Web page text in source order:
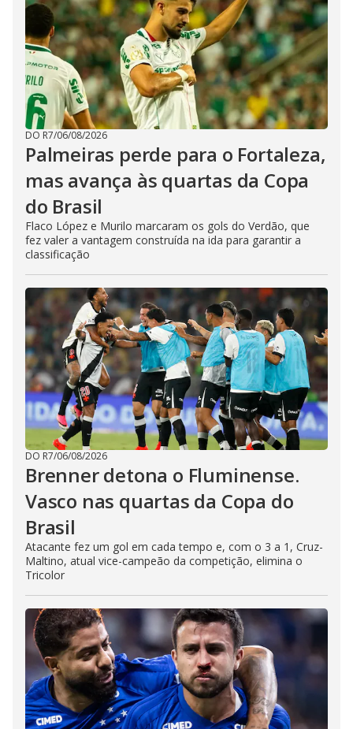
DO R7/06/08/2026
Palmeiras perde para o Fortaleza,
mas avança às quartas da Copa
do Brasil
Flaco López e Murilo marcaram os gols do Verdão, que
fez valer a vantagem construída na ida para garantir a
classificação
DO R7/06/08/2026
Brenner detona o Fluminense.
Vasco nas quartas da Copa do
Brasil
Atacante fez um gol em cada tempo e, com o 3 a 1, Cruz-
Maltino, atual vice-campeão da competição, elimina o
Tricolor